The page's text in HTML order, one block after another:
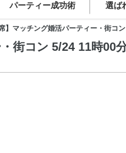
パーティー成功術 選ば
】マッチング婚活パーティー・街コ
街コン 5/24 11時00